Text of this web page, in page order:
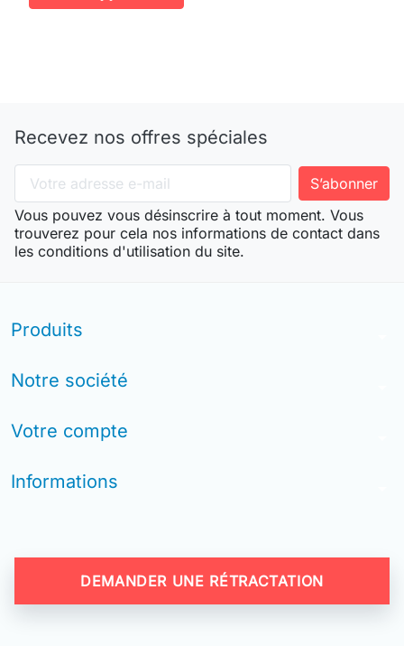
Recevez nos offres spéciales
Vous pouvez vous désinscrire à tout moment. Vous
trouverez pour cela nos informations de contact dans
les conditions d'utilisation du site.
Produits
Notre société
Votre compte
Informations
DEMANDER UNE RÉTRACTATION